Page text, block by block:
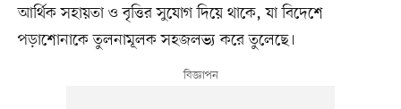
আর্থিক সহায়তা ও বৃত্তির সুযোগ দিয়ে থাকে, যা বিদেশে
পড়াশোনাকে তুলনামূলক সহজলভ্য করে তুলেছে।